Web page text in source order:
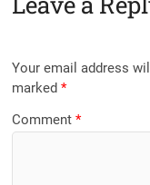
Your email address
marked*
Comment*